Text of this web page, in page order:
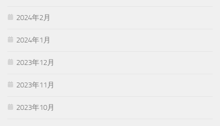
2024年2月
2024年1月
2023年12月
2023年11月
2023年10月